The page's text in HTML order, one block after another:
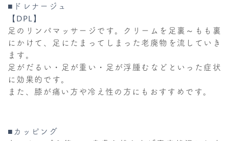
■ドレナージュ
【DPL】
足のリンパマッサージです。クリームを足裏～もも裏
にかけて、足にたまってしまった老廃物を流していき
ます。
足がだるい・足が重い・足が浮腫むなどといった症状
に効果的です。
また、膝が痛い方や冷え性の方にもおすすめです。
■カッピング